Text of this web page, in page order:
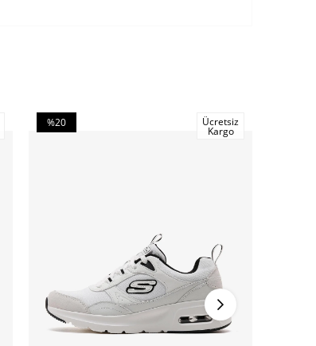
%20
Ücretsiz
Kargo